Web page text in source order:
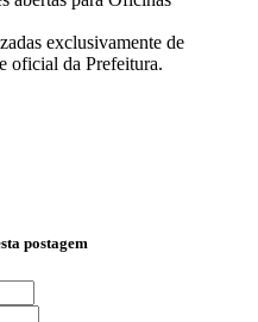
exclusivamente de
oficial da Prefeitura.
postagem